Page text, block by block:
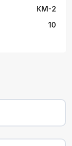
КМ-2
10